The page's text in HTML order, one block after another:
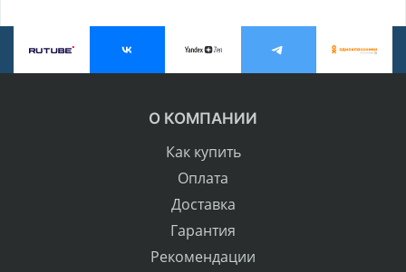
О КОМПАНИИ
Как купить
Оплата
Доставка
Гарантия
Рекомендации